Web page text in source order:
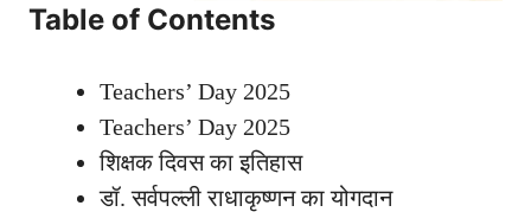
Table of Contents
Teachers’ Day 2025
Teachers’ Day 2025
शिक्षक दिवस का इतिहास
डॉ. सर्वपल्ली राधाकृष्णन का योगदान